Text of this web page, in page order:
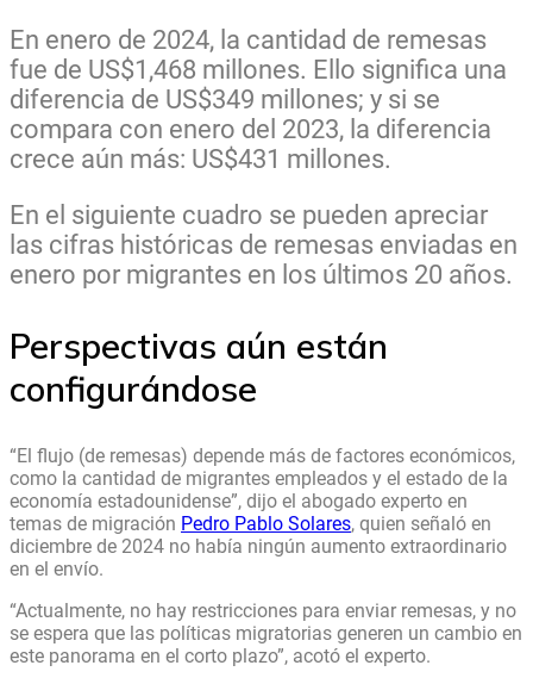
En enero de 2024, la cantidad de remesas
fue de US$1,468 millones. Ello significa una
diferencia de US$349 millones; y si se
compara con enero del 2023, la diferencia
crece aún más: US$431 millones.
En el siguiente cuadro se pueden apreciar
las cifras históricas de remesas enviadas en
enero por migrantes en los últimos 20 años.
Perspectivas aún están
configurándose
“El flujo (de remesas) depende más de factores económicos,
como la cantidad de migrantes empleados y el estado de la
economía estadounidense”, dijo el abogado experto en
temas de migración Pedro Pablo Solares, quien señaló en
diciembre de 2024 no había ningún aumento extraordinario
en el envío.
“Actualmente, no hay restricciones para enviar remesas, y no
se espera que las políticas migratorias generen un cambio en
este panorama en el corto plazo”, acotó el experto.